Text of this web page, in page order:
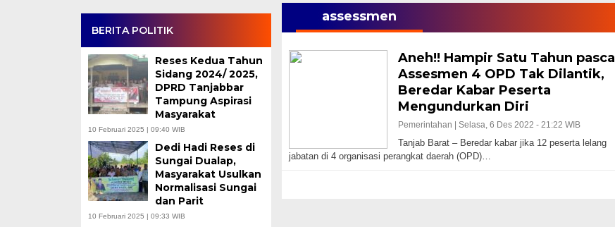
BERITA POLITIK
Reses Kedua Tahun
Sidang 2024/ 2025,
DPRD Tanjabbar
Tampung Aspirasi
Masyarakat
10 Februari 2025 | 09:40 WIB
Dedi Hadi Reses di
Sungai Dualap,
Masyarakat Usulkan
Normalisasi Sungai
dan Parit
10 Februari 2025 | 09:33 WIB
assessmen
Aneh!! Hampir Satu Tahun pasca
Assesmen 4 OPD Tak Dilantik,
Beredar Kabar Peserta
Mengundurkan Diri
Pemerintahan | Selasa, 6 Des 2022 - 21:22 WIB
Tanjab Barat – Beredar kabar jika 12 peserta lelang
jabatan di 4 organisasi perangkat daerah (OPD)…